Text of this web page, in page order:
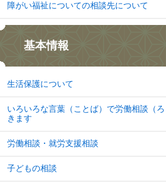
障がい福祉についての相談先について
基本情報
生活保護について
いろいろな言葉（ことば）で労働相談（
きます
労働相談・就労支援相談
子どもの相談